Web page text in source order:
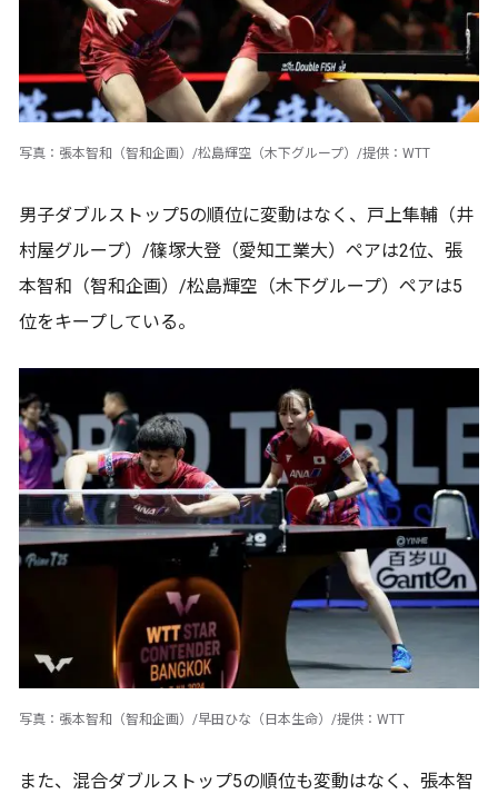
写真：張本智和（智和企画）/松島輝空（木下グループ）/提供：WTT
男子ダブルストップ5の順位に変動はなく、戸上隼輔（井
村屋グループ）/篠塚大登（愛知工業大）ペアは2位、張
本智和（智和企画）/松島輝空（木下グループ）ペアは5
位をキープしている。
写真：張本智和（智和企画）/早田ひな（日本生命）/提供：WTT
また、混合ダブルストップ5の順位も変動はなく、張本智